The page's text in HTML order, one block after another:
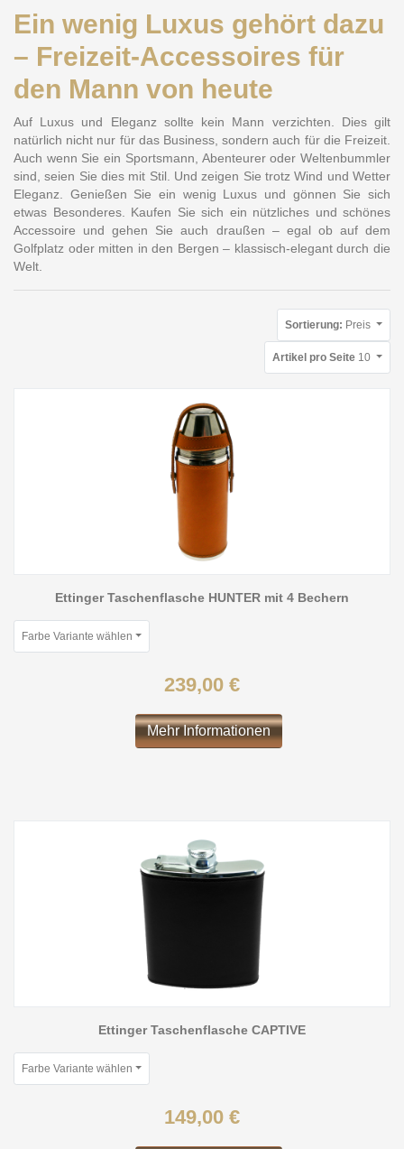
Ein wenig Luxus gehört dazu
– Freizeit-Accessoires für
den Mann von heute
Auf Luxus und Eleganz sollte kein Mann verzichten. Dies gilt
natürlich nicht nur für das Business, sondern auch für die Freizeit.
Auch wenn Sie ein Sportsmann, Abenteurer oder Weltenbummler
sind, seien Sie dies mit Stil. Und zeigen Sie trotz Wind und Wetter
Eleganz. Genießen Sie ein wenig Luxus und gönnen Sie sich
etwas Besonderes. Kaufen Sie sich ein nützliches und schönes
Accessoire und gehen Sie auch draußen – egal ob auf dem
Golfplatz oder mitten in den Bergen – klassisch-elegant durch die
Welt.
Sortierung: Preis
Artikel pro Seite 10
Ettinger Taschenflasche HUNTER mit 4 Bechern
Farbe Variante wählen
239,00 €
Mehr Informationen
Ettinger Taschenflasche CAPTIVE
Farbe Variante wählen
149,00 €